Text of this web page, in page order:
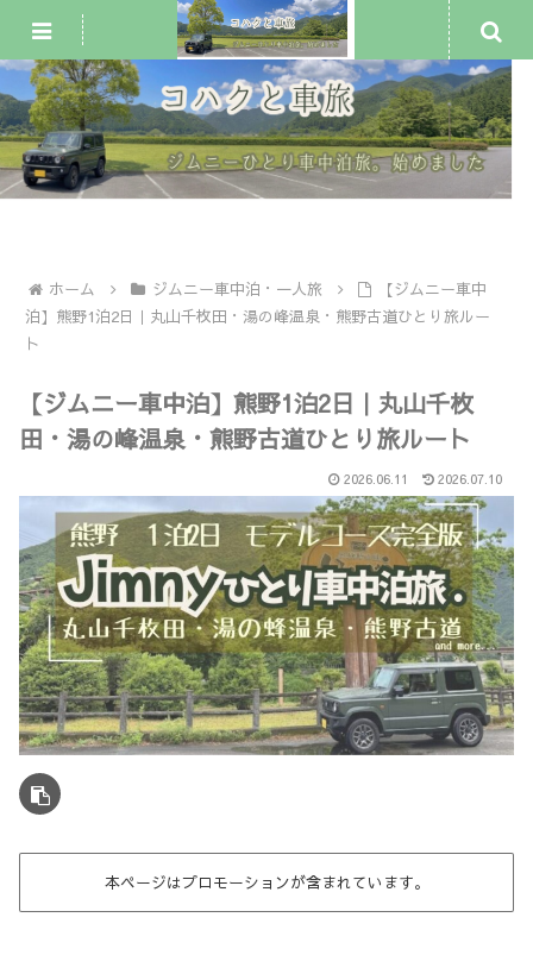
ジムニー車中泊・一人旅 犬連れ旅行 車中泊スポット
ホーム ジムニー車中泊・一人旅
【ジムニー車中
泊】熊野1泊2日｜丸山千枚田・湯の峰温泉・熊野古道ひとり旅ルー
ト
【ジムニー車中泊】熊野1泊2日｜丸山千枚
田・湯の峰温泉・熊野古道ひとり旅ルート
2026.06.11 2026.07.10
本ページはプロモーションが含まれています。